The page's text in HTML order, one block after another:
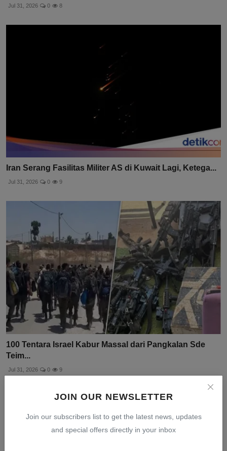
JOIN OUR NEWSLETTER
Join our subscribers list to get the latest news, updates
and special offers directly in your inbox
Jul 31, 2026 0 8
Iran Serang Fasilitas Militer AS di Kuwait Lagi, Ketega...
Jul 31, 2026 0 9
100 Tentara Israel Kabur Massal dari Pangkalan Sde
Teim...
Jul 31, 2026 0 9